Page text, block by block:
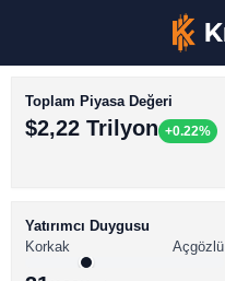
BİTCOİN HABERLERİ
ALTCOİN HABERLERİ
Toplam Piyasa Değeri
$2,22 Trilyon +0.22%
Yatırımcı Duygusu
Korkak
Açgözlü